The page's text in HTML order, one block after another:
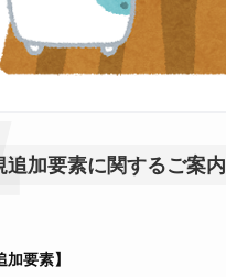
追加要素に関するご案内
加要素】